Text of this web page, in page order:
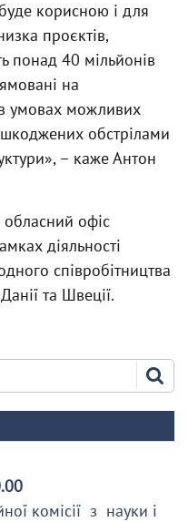
корисною і для
проєктів,
понад 40 мільйонів
на
умовах можливих
обстрілами
– каже Антон
офіс
діяльності
співробітництва
та Швеції.
комісії з науки і